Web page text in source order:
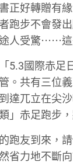
正好轉贈有
跑步不會發
人受驚⋯⋯這
5.3國際赤
。共有三位
達兀立在尖
」赤足跑步
跑友到來，
省力地不斷